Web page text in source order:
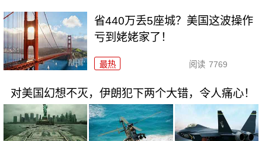
省440万丢5座城？美国这波操作
亏到姥姥家了！
最热 阅读 7769
对美国幻想不灭，伊朗犯下两个大错，令人痛心！